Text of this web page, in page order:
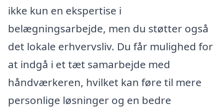
ikke kun en ekspertise i
belægningsarbejde, men du støtter også
det lokale erhvervsliv. Du får mulighed for
at indgå i et tæt samarbejde med
håndværkeren, hvilket kan føre til mere
personlige løsninger og en bedre